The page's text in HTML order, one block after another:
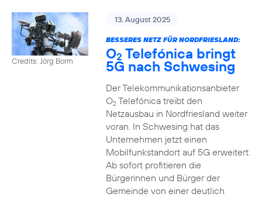
Credits: Jörg Borm
13. August 2025
BESSERES NETZ FÜR NORDFRIESLAND:
O2 Telefónica bringt
5G nach Schwesing
Der Telekommunikationsanbieter
O2Telefónica treibt den
Netzausbau in Nordfriesland weiter
voran. In Schwesing hat das
Unternehmen jetzt einen
Mobilfunkstandort auf 5G erweitert.
Ab sofort profitieren die
Bürgerinnen und Bürger der
Gemeinde von einer deutlich